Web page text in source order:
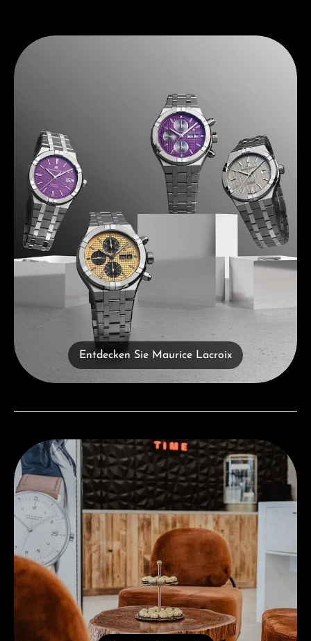
Entdecken Sie Maurice Lacroix
Entdecken Sie Maurice Lacroix
Besuchen Sie uns